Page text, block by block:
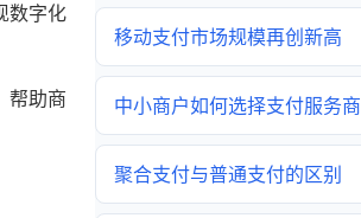
数字化
帮助商
移动支付市场规模再创新高
中小商户如何选择支付服务商
聚合支付与普通支付的区别